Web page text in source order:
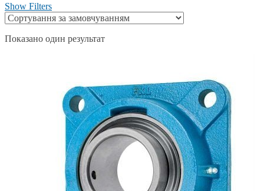
Show Filters
Показано один результат